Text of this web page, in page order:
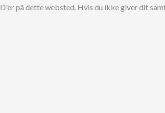
på dette websted. Hvis du ikke giver dit